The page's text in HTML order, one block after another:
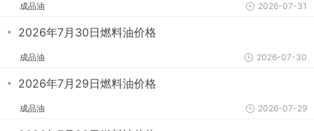
成品油 2026-07-31
・ 2026年7月30日燃料油价格
成品油 2026-07-30
・ 2026年7月29日燃料油价格
成品油 2026-07-29